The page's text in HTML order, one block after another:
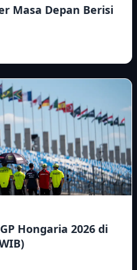
Masa Depan Berisi
Hongaria 2026 di